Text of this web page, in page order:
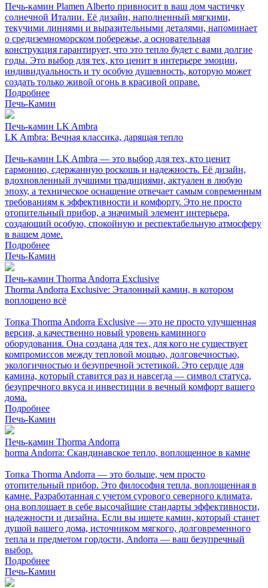
Печь-камин Plamen Alberto привносит в ваш дом частичку
солнечной Италии. Её дизайн, наполненный мягкими,
текучими линиями и выразительными деталями, напоминает
о средиземноморском побережье, а основательная
конструкция гарантирует, что это тепло будет с вами долгие
годы. Это выбор для тех, кто ценит в интерьере эмоции,
индивидуальность и ту особую душевность, которую может
создать только живой огонь в красивой оправе.
Подробнее
Печь-Камин
Печь-камин LK Ambra
LK Ambra: Вечная классика, дарящая тепло
Печь-камин LK Ambra — это выбор для тех, кто ценит
гармонию, сдержанную роскошь и надежность. Её дизайн,
вдохновленный лучшими традициями, актуален в любую
эпоху, а техническое оснащение отвечает самым современным
требованиям к эффективности и комфорту. Это не просто
отопительный прибор, а значимый элемент интерьера,
создающий особую, спокойную и респектабельную атмосферу
в вашем доме.
Подробнее
Печь-Камин
Печь-камин Thorma Andorra Exclusive
Thorma Andorra Exclusive: Эталонный камин, в котором
воплощено всё
Топка Thorma Andorra Exclusive — это не просто улучшенная
версия, а качественно новый уровень каминного
оборудования. Она создана для тех, для кого не существует
компромиссов между тепловой мощью, долговечностью,
экологичностью и безупречной эстетикой. Это сердце для
камина, который ставится раз и навсегда — символ статуса,
безупречного вкуса и инвестиции в вечный комфорт вашего
дома.
Подробнее
Печь-Камин
Печь-камин Thorma Andorra
horma Andorra: Скандинавское тепло, воплощенное в камне
Топка Thorma Andorra — это больше, чем просто
отопительный прибор. Это философия тепла, воплощенная в
камне. Разработанная с учетом сурового северного климата,
она воплощает в себе высочайшие стандарты эффективности,
надежности и дизайна. Если вы ищете камин, который станет
душой вашего дома, источником мягкого, долговременного
тепла и предметом гордости, Andorra — ваш безупречный
выбор.
Подробнее
Печь-Камин